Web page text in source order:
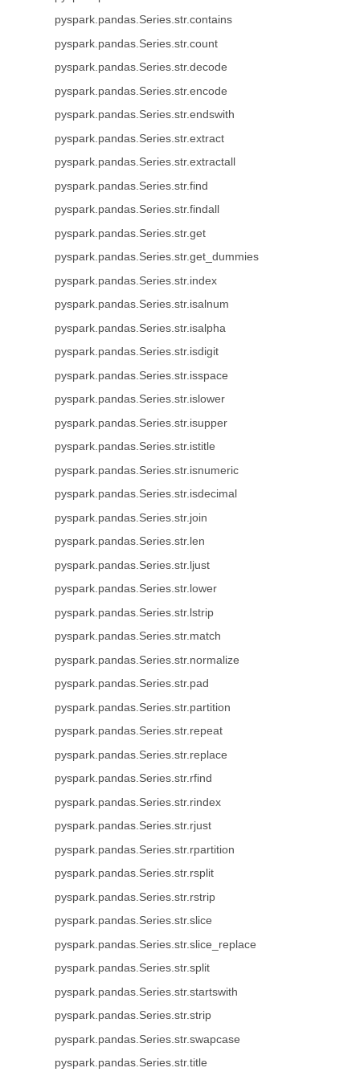
pyspark.pandas.Series.str.contains
pyspark.pandas.Series.str.count
pyspark.pandas.Series.str.decode
pyspark.pandas.Series.str.encode
pyspark.pandas.Series.str.endswith
pyspark.pandas.Series.str.extract
pyspark.pandas.Series.str.extractall
pyspark.pandas.Series.str.find
pyspark.pandas.Series.str.findall
pyspark.pandas.Series.str.get
pyspark.pandas.Series.str.get_dummies
pyspark.pandas.Series.str.index
pyspark.pandas.Series.str.isalnum
pyspark.pandas.Series.str.isalpha
pyspark.pandas.Series.str.isdigit
pyspark.pandas.Series.str.isspace
pyspark.pandas.Series.str.islower
pyspark.pandas.Series.str.isupper
pyspark.pandas.Series.str.istitle
pyspark.pandas.Series.str.isnumeric
pyspark.pandas.Series.str.isdecimal
pyspark.pandas.Series.str.join
pyspark.pandas.Series.str.len
pyspark.pandas.Series.str.ljust
pyspark.pandas.Series.str.lower
pyspark.pandas.Series.str.lstrip
pyspark.pandas.Series.str.match
pyspark.pandas.Series.str.normalize
pyspark.pandas.Series.str.pad
pyspark.pandas.Series.str.partition
pyspark.pandas.Series.str.repeat
pyspark.pandas.Series.str.replace
pyspark.pandas.Series.str.rfind
pyspark.pandas.Series.str.rindex
pyspark.pandas.Series.str.rjust
pyspark.pandas.Series.str.rpartition
pyspark.pandas.Series.str.rsplit
pyspark.pandas.Series.str.rstrip
pyspark.pandas.Series.str.slice
pyspark.pandas.Series.str.slice_replace
pyspark.pandas.Series.str.split
pyspark.pandas.Series.str.startswith
pyspark.pandas.Series.str.strip
pyspark.pandas.Series.str.swapcase
pyspark.pandas.Series.str.title